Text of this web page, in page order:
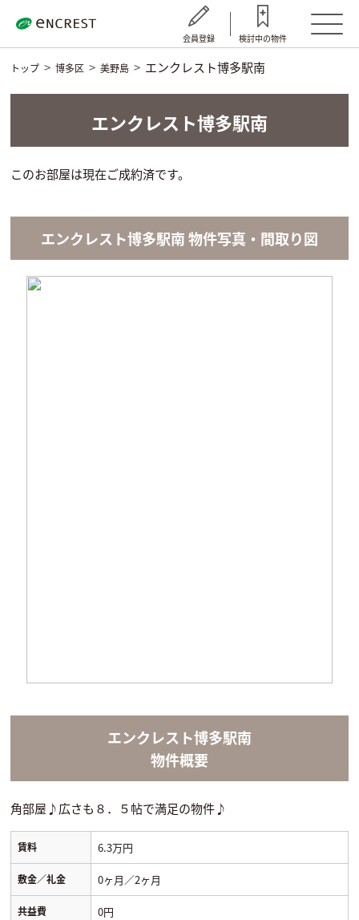
会員登録 検討中の物件
トップ 博多区 美野島 エンクレスト博多駅南
エンクレスト博多駅南
このお部屋は現在ご成約済です。
エンクレスト博多駅南 物件写真・間取り図
エンクレスト博多駅南
物件概要
角部屋♪広さも８．５帖で満足の物件♪
賃料 6.3万円
敷金／礼金 0ヶ月／2ヶ月
共益費 0円